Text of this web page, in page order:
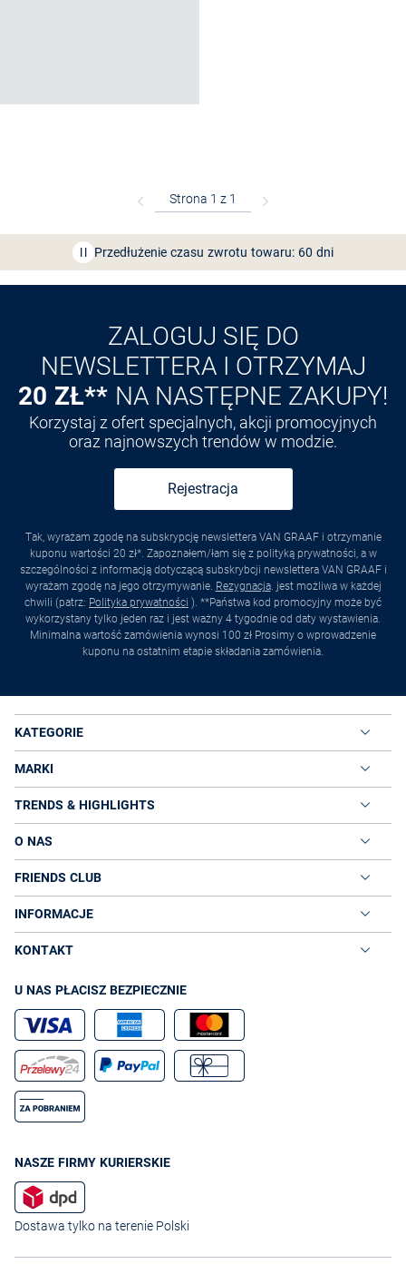
Bezpłatna dostawa z Friends
Przedłużenie czasu zwrotu towaru: 60 dni
Odkryj aplikację VANGRAAF
ZALOGUJ SIĘ DO
NEWSLETTERA I OTRZYMAJ
20 ZŁ** NA NASTĘPNE ZAKUPY!
Korzystaj z ofert specjalnych, akcji promocyjnych
oraz najnowszych trendów w modzie.
Rejestracja
Tak, wyrażam zgodę na subskrypcję newslettera VAN GRAAF i otrzymanie
kuponu wartości 20 zł*. Zapoznałem/łam się z polityką prywatności, a w
szczególności z informacją dotyczącą subskrybcji newslettera VAN GRAAF i
wyrażam zgodę na jego otrzymywanie. Rezygnacja. jest możliwa w każdej
chwili (patrz: Polityka prywatności ). **Państwa kod promocyjny może być
wykorzystany tylko jeden raz i jest ważny 4 tygodnie od daty wystawienia.
Minimalna wartość zamówienia wynosi 100 zł Prosimy o wprowadzenie
kuponu na ostatnim etapie składania zamówienia.
KATEGORIE
MARKI
TRENDS & HIGHLIGHTS
O NAS
FRIENDS CLUB
INFORMACJE
KONTAKT
U NAS PŁACISZ BEZPIECZNIE
NASZE FIRMY KURIERSKIE
Dostawa tylko na terenie Polski